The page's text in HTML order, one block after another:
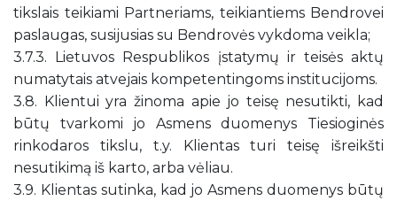
tikslais teikiami Partneriams, teikiantiems Bendrovei
paslaugas, susijusias su Bendrovės vykdoma veikla;
3.7.3. Lietuvos Respublikos įstatymų ir teisės aktų
numatytais atvejais kompetentingoms institucijoms.
3.8. Klientui yra žinoma apie jo teisę nesutikti, kad
būtų tvarkomi jo Asmens duomenys Tiesioginės
rinkodaros tikslu, t.y. Klientas turi teisę išreikšti
nesutikimą iš karto, arba vėliau.
3.9. Klientas sutinka, kad jo Asmens duomenys būtų